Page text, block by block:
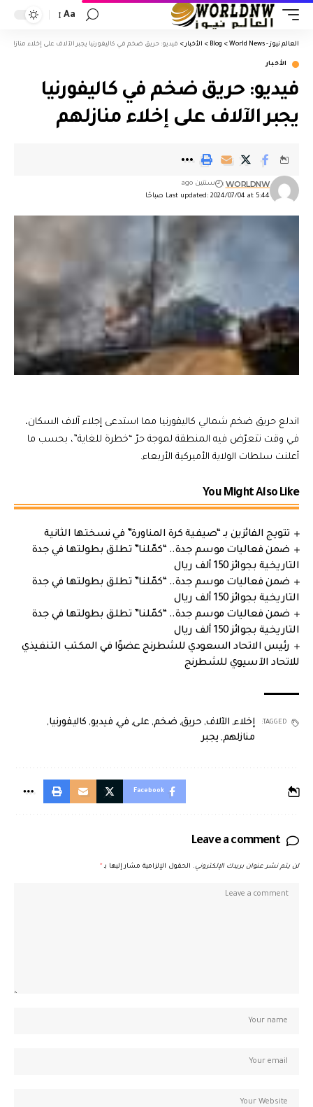
Aa
العالم نيوز - World News >
Blog
> الأخبار > فيديو: حريق ضخم في كاليفورنيا يجبر الآلاف على إخلاء منازلهم
الأخبار
فيديو: حريق ضخم في كاليفورنيا
يجبر الآلاف على إخلاء منازلهم
Last updated: 2024/07/04 at 5:44 صباحًا
WORLDNW سنتين ago
اندلع حريق ضخم شمالي كاليفورنيا مما استدعى إجلاء آلاف السكان،
في وقت تتعرّض فيه المنطقة لموجة حرّ “خطرة للغاية”، بحسب ما
أعلنت سلطات الولاية الأميركية الأربعاء.
You Might Also Like
تتويج الفائزين بـ “صيفية كرة المناورة” في نسختها الثانية
ضمن فعاليات موسم جدة.. “كمّلنا” تطلق بطولتها في جدة
التاريخية بجوائز 150 ألف ريال
ضمن فعاليات موسم جدة.. “كمّلنا” تطلق بطولتها في جدة
التاريخية بجوائز 150 ألف ريال
ضمن فعاليات موسم جدة.. “كمّلنا” تطلق بطولتها في جدة
التاريخية بجوائز 150 ألف ريال
رئيس الاتحاد السعودي للشطرنج عضوًا في المكتب التنفيذي
للاتحاد الآسيوي للشطرنج
TAGGED: إخلاء, الآلاف, حريق, ضخم, على, في, فيديو, كاليفورنيا,
منازلهم, يجبر
Facebook
Leave a comment
لن يتم نشر عنوان بريدك الإلكتروني. الحقول الإلزامية مشار إليها بـ *